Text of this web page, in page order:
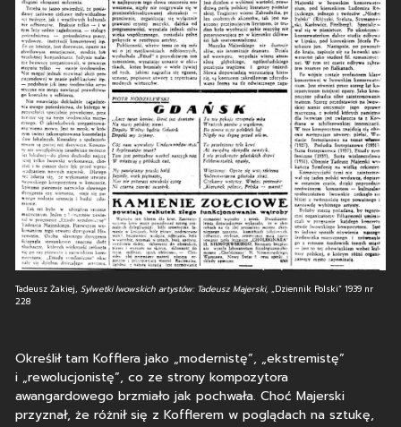
Tadeusz Żakiej, Sylwetki lwowskich artystów: Tadeusz Majerski, „Dziennik Polski” 1939 nr
228
Określił tam Kofflera jako „modernistę”, „ekstremistę”
i „rewolucjonistę”, co ze strony kompozytora
awangardowego brzmiało jak pochwała. Choć Majerski
przyznał, że różnił się z Kofflerem w poglądach na sztukę,